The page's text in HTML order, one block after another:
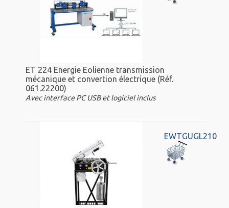
ET 224 Energie Eolienne transmission
mécanique et convertion électrique (Réf.
061.22200)
Avec interface PC USB et logiciel inclus
EWTGUGL210